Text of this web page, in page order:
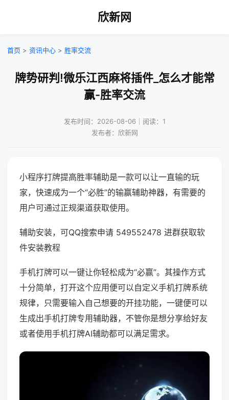
欣新网
首页 > 资讯中心 > 胜率交流
牌势研判!微乐江西麻将插件_怎么才能常
赢-胜率交流
发布时间：2026-08-06｜阅读：1
发布者：欣新网
小程序打牌提高胜率辅助是一款可以让一直输的玩
家，快速成为一个“必胜”的输赢辅助神器，有需要的
用户可通过正规渠道获取使用。
辅助安装，可QQ搜索申请 549552478 进群获取软
件安装教程
手机打牌可以一键让你轻松成为“必赢”。其操作方式
十分简单，打开这个应用便可以自定义手机打牌系统
规律，只需要输入自己想要的开挂功能，一键便可以
生成出手机打牌专用辅助器，不管你是想分享给好友
或者使用手机打牌AI辅助都可以满足需求。